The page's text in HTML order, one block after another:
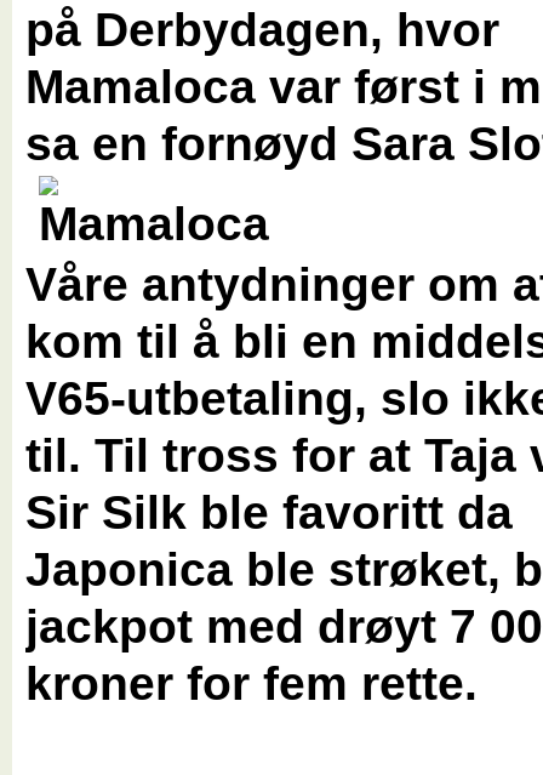
på Derbydagen, hvor
Mamaloca var først i
sa en fornøyd Sara
Våre antydninger om
kom til å bli en
V65-utbetaling, slo
til. Til tross for at Taja
Sir Silk ble favoritt da
Japonica ble strøket,
jackpot med drøyt 7
kroner for fem rette.